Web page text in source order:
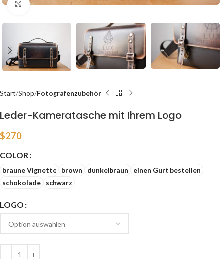
Click to enlarge
Start Shop Fotografenzubehör
Leder-Kameratasche mit Ihrem Logo
$270
COLOR
braune Vignette brown dunkelbraun
einen Gurt bestellen
schokolade
schwarz
LOGO